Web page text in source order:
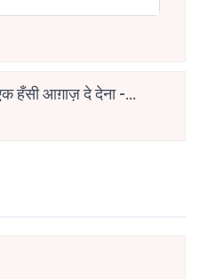
हँसी आग़ाज़ दे देना -